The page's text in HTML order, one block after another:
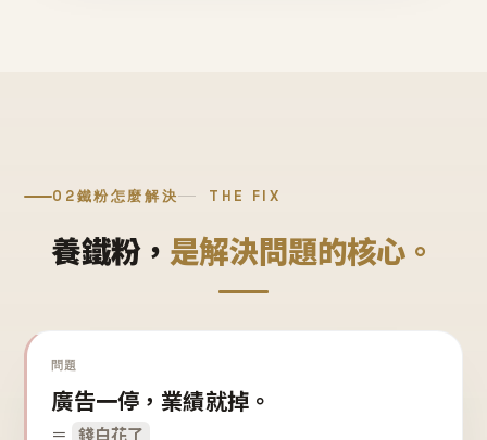
02鐵粉怎麼解決 THE FIX
養鐵粉， 是解決問題的核心。
問題
廣告一停，業績就掉。
＝ 錢白花了